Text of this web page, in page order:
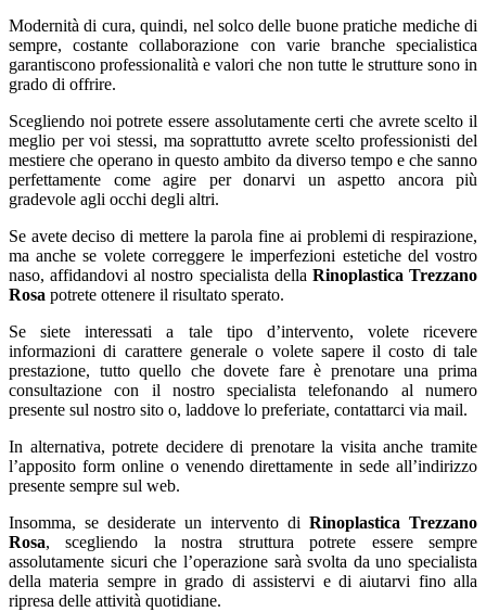
Modernità di cura, quindi, nel solco delle buone pratiche mediche di
sempre, costante collaborazione con varie branche specialistica
garantiscono professionalità e valori che non tutte le strutture sono in
grado di offrire.
Scegliendo noi potrete essere assolutamente certi che avrete scelto il
meglio per voi stessi, ma soprattutto avrete scelto professionisti del
mestiere che operano in questo ambito da diverso tempo e che sanno
perfettamente come agire per donarvi un aspetto ancora più
gradevole agli occhi degli altri.
Se avete deciso di mettere la parola fine ai problemi di respirazione,
ma anche se volete correggere le imperfezioni estetiche del vostro
naso, affidandovi al nostro specialista della Rinoplastica Trezzano
Rosa potrete ottenere il risultato sperato.
Se siete interessati a tale tipo d’intervento, volete ricevere
informazioni di carattere generale o volete sapere il costo di tale
prestazione, tutto quello che dovete fare è prenotare una prima
consultazione con il nostro specialista telefonando al numero
presente sul nostro sito o, laddove lo preferiate, contattarci via mail.
In alternativa, potrete decidere di prenotare la visita anche tramite
l’apposito form online o venendo direttamente in sede all’indirizzo
presente sempre sul web.
Insomma, se desiderate un intervento di Rinoplastica Trezzano
Rosa, scegliendo la nostra struttura potrete essere sempre
assolutamente sicuri che l’operazione sarà svolta da uno specialista
della materia sempre in grado di assistervi e di aiutarvi fino alla
ripresa delle attività quotidiane.